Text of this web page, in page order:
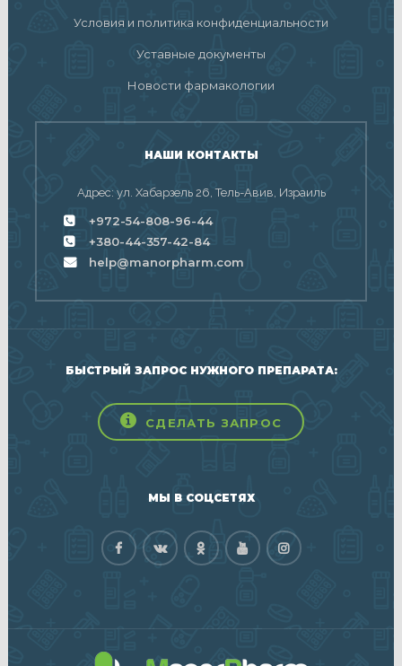
Условия и политика конфиденциальности
Уставные документы
Новости фармакологии
НАШИ КОНТАКТЫ
Адрес: ул. Хабарзель 26, Тель-Авив, Израиль
+972-54-808-96-44
+380-44-357-42-84
help@manorpharm.com
БЫСТРЫЙ ЗАПРОС НУЖНОГО ПРЕПАРАТА:
СДЕЛАТЬ ЗАПРОС
МЫ В СОЦСЕТЯХ